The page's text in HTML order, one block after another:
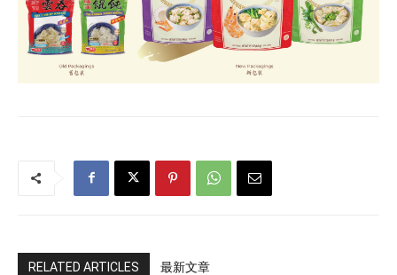
RELATED ARTICLES 最新文章